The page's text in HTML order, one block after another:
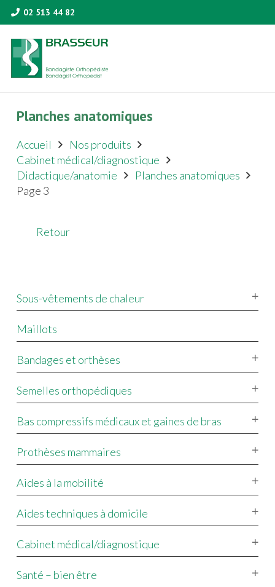
02 513 44 82
Planches anatomiques
Accueil
Nos produits
Cabinet médical/diagnostique
Didactique/anatomie
Planches anatomiques
Page 3
Retour
Sous-vêtements de chaleur
Maillots
Bandages et orthèses
Semelles orthopédiques
Bas compressifs médicaux et gaines de bras
Prothèses mammaires
Aides à la mobilité
Aides techniques à domicile
Cabinet médical/diagnostique
Santé – bien être